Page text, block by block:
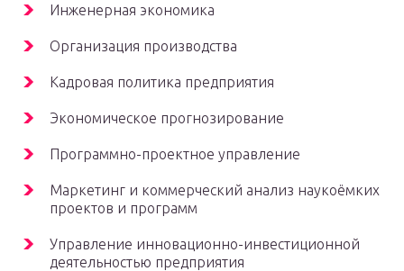
Инженерная экономика
Организация производства
Кадровая политика предприятия
Экономическое прогнозирование
Программно-проектное управление
Маркетинг и коммерческий анализ наукоёмких
проектов и программ
Управление инновационно-инвестиционной
деятельностью предприятия